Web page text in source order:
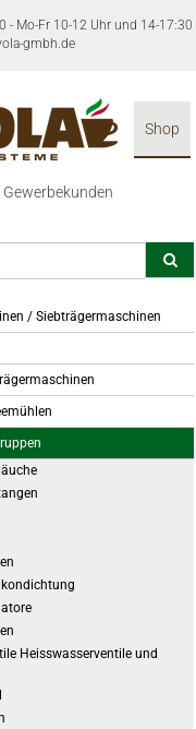
- Mo-Fr 10-12 Uhr und 14-17:30
gmbh.de
Shop
/ Siebträgermaschinen
Heisswasserventile und